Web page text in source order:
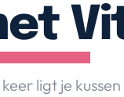
ligt je